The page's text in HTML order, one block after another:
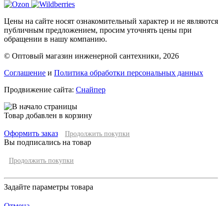
Цены на сайте носят ознакомительный характер и не являются
публичным предложением, просим уточнять цены при
обращении в нашу компанию.
© Оптовый магазин инженерной сантехники, 2026
Соглашение и Политика обработки персональных данных
Продвижение сайта: Снайпер
Товар добавлен в корзину
Оформить заказ Продолжить покупки
Вы подписались на товар
Продолжить покупки
Задайте параметры товара